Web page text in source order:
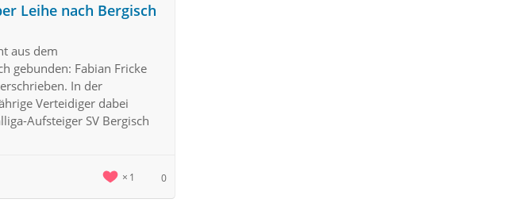
Leihe nach Bergisch
aus dem
gebunden: Fabian Fricke
In der
Verteidiger dabei
Aufsteiger SV Bergisch
1 0